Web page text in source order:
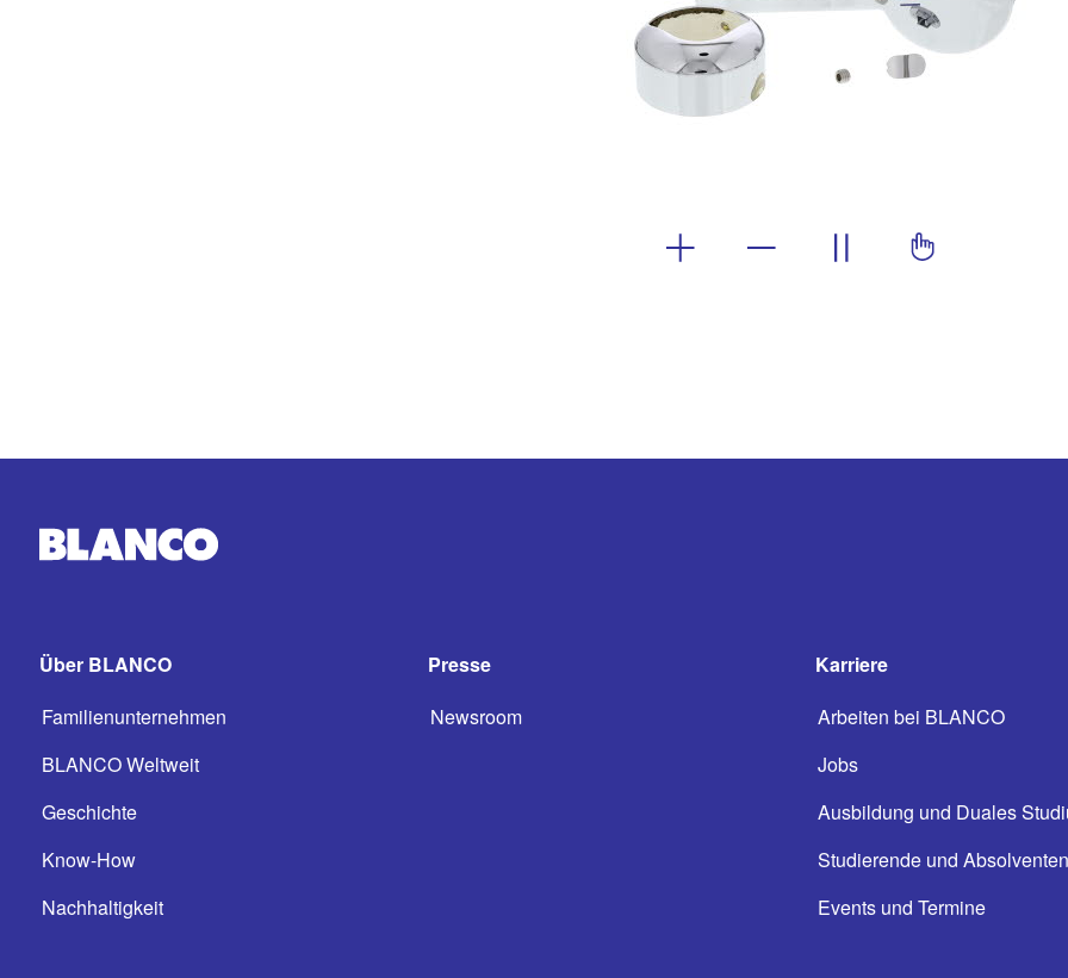
Über BLANCO
Familienunternehmen
BLANCO Weltweit
Geschichte
Know-How
Nachhaltigkeit
Presse
Newsroom
Karriere
Arbeiten bei BLANCO
Jobs
Ausbildung und Duales
Studierende und Absolventen
Events und Termine